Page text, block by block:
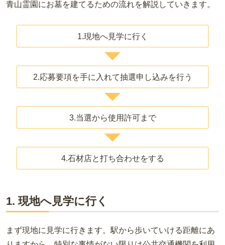
青山霊園にお墓を建てるための流れを解説していきます。
1.現地へ見学に行く
2.応募要項を手に入れて抽選申し込みを行う
3.当選から使用許可まで
4.石材店と打ち合わせをする
1. 現地へ見学に行く
まず現地に見学に行きます。駅から歩いていける距離にあ